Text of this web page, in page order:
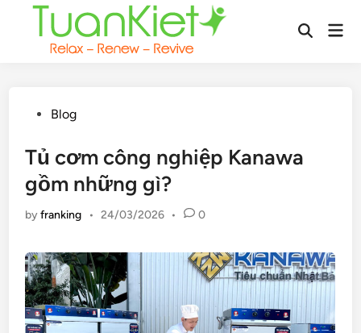
Open
PostedBlog
Tủ cơm công nghiệp Kanawa
gồm những gì?
byfranking • 24/03/2026 • 0